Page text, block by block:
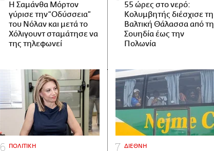
Η Σαμάνθα Μόρτον
γύρισε την “Οδύσσεια”
του Νόλαν και μετά το
Χόλιγουντ σταμάτησε να
της τηλεφωνεί
55 ώρες στο νερό:
Κολυμβητής διέσχισε τη
Βαλτική Θάλασσα από τη
Σουηδία έως την
Πολωνία
ΠΟΛΙΤΙΚΗ ΔΙΕΘΝΗ